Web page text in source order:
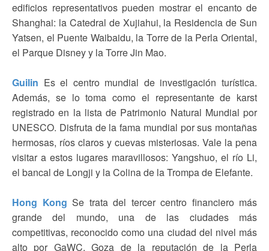
edificios representativos pueden mostrar el encanto de
Shanghai: la Catedral de Xujiahui, la Residencia de Sun
Yatsen, el Puente Waibaidu, la Torre de la Perla Oriental,
el Parque Disney y la Torre Jin Mao.
Guilin Es el centro mundial de investigación turística.
Además, se lo toma como el representante de karst
registrado en la lista de Patrimonio Natural Mundial por
UNESCO. Disfruta de la fama mundial por sus montañas
hermosas, ríos claros y cuevas misteriosas. Vale la pena
visitar a estos lugares maravillosos: Yangshuo, el río Li,
el bancal de Longji y la Colina de la Trompa de Elefante.
Hong Kong Se trata del tercer centro financiero más
grande del mundo, una de las ciudades más
competitivas, reconocido como una ciudad del nivel más
alto por GaWC. Goza de la reputación de la Perla